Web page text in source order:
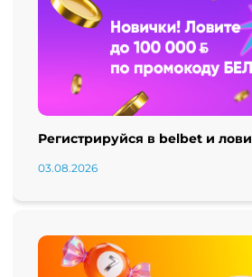
Регистрируйся в belbet и
03.08.2026